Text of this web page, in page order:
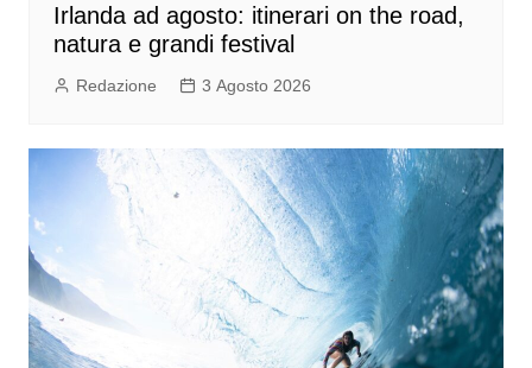
Irlanda ad agosto: itinerari on the road,
natura e grandi festival
Redazione 3 Agosto 2026